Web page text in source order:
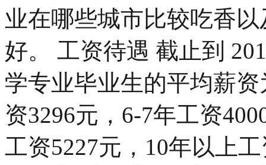
业在哪些城市比较吃香
好。 工资待遇 截止到
学专业毕业生的平均薪
资3296元，6-7年工资
工资5227元，10年以上